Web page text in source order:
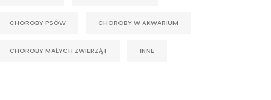
CHOROBY PSÓW CHOROBY W AKWARIUM
CHOROBY MAŁYCH ZWIERZĄT INNE